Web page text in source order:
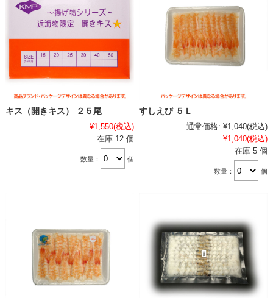
キス（開きキス） ２５尾
¥1,550(税込)
在庫 12 個
数量： 個
すしえび ５Ｌ
通常価格: ¥1,040(税込)
¥1,040(税込)
在庫 5 個
数量： 個